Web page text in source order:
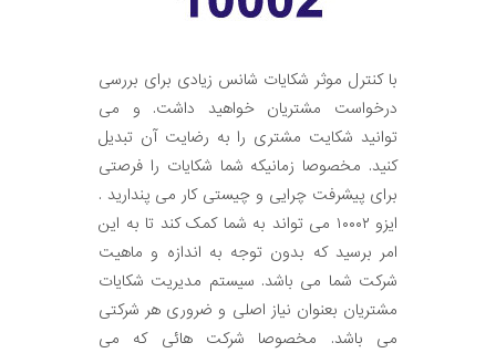
با کنترل موثر شکایات شانس زیادی برای بررسی
درخواست مشتریان خواهید داشت. و می
توانید شکایت مشتری را به رضایت آن تبدیل
کنید. مخصوصا زمانیکه شما شکایات را فرصتی
برای پیشرفت چرایی و چیستی کار می پندارید .
ایزو ۱۰۰۰۲ می تواند به شما کمک کند تا به این
امر برسید که بدون توجه به اندازه و ماهیت
شرکت شما می باشد. سیستم مدیریت شکایات
مشتریان بعنوان نیاز اصلی و ضروری هر شرکتی
می باشد. مخصوصا شرکت هائی که می